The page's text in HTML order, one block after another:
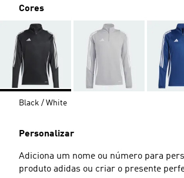
Cores
Black / White
Personalizar
Adiciona um nome ou número para
produto adidas ou criar o presente